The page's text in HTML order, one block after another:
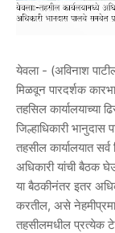
येवला - (अविनाश
मिळवून पारदर्शक
तहसिल कार्यालयाच्या
जिल्हाधिकारी भानुदास
तहसील कार्यालयात
अधिकारी यांची बैठक
या बैठकीनंतर इतर
करतील, असे
तहसीलमधील प्रत्येक